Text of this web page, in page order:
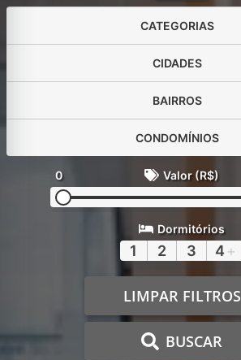
CATEGORIAS
CIDADES
BAIRROS
CONDOMÍNIOS
0 Valor (R$)
Dormitórios
1 2 3 4 +
LIMPAR FILTROS
BUSCAR